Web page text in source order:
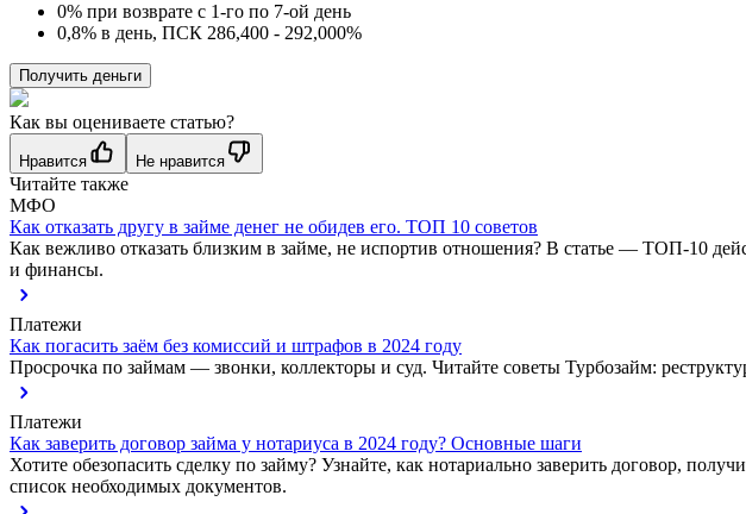
0% при возврате с 1-го по 7-ой день
0,8% в день, ПСК 286,400 - 292,000%
Получить деньги
Как вы оцениваете статью?
Нравится Не нравится
Читайте также
МФО
Как отказать другу в займе денег не обидев его. ТОП 10 советов
Как вежливо отказать близким в займе, не испортив отношения? В статье — ТОП-10
и финансы.
Платежи
Как погасить заём без комиссий и штрафов в 2024 году
Просрочка по займам — звонки, коллекторы и суд. Читайте советы Турбозайм:
Платежи
Как заверить договор займа у нотариуса в 2024 году? Основные шаги
Хотите обезопасить сделку по займу? Узнайте, как нотариально заверить договор,
список необходимых документов.